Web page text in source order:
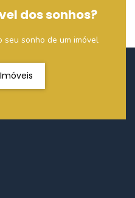
dos sonhos?
seu sonho de um imóvel